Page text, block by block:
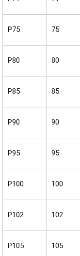
P75 75
P80 80
P85 85
P90 90
P95 95
P100 100
P102 102
P105 105